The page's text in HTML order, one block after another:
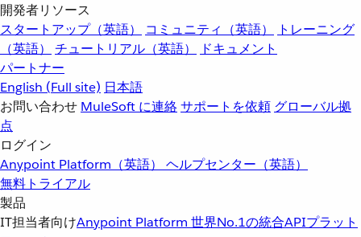
開発者リソース
スタートアップ（英語）
コミュニティ（英語）
トレーニング
（英語）
チュートリアル（英語）
ドキュメント
パートナー
English (Full site) 日本語
お問い合わせ MuleSoft に連絡サポートを依頼 グローバル拠
点
ログイン
Anypoint Platform（英語） ヘルプセンター（英語）
無料トライアル
製品
IT担当者向けAnypoint Platform 世界No.1の統合APIプラット